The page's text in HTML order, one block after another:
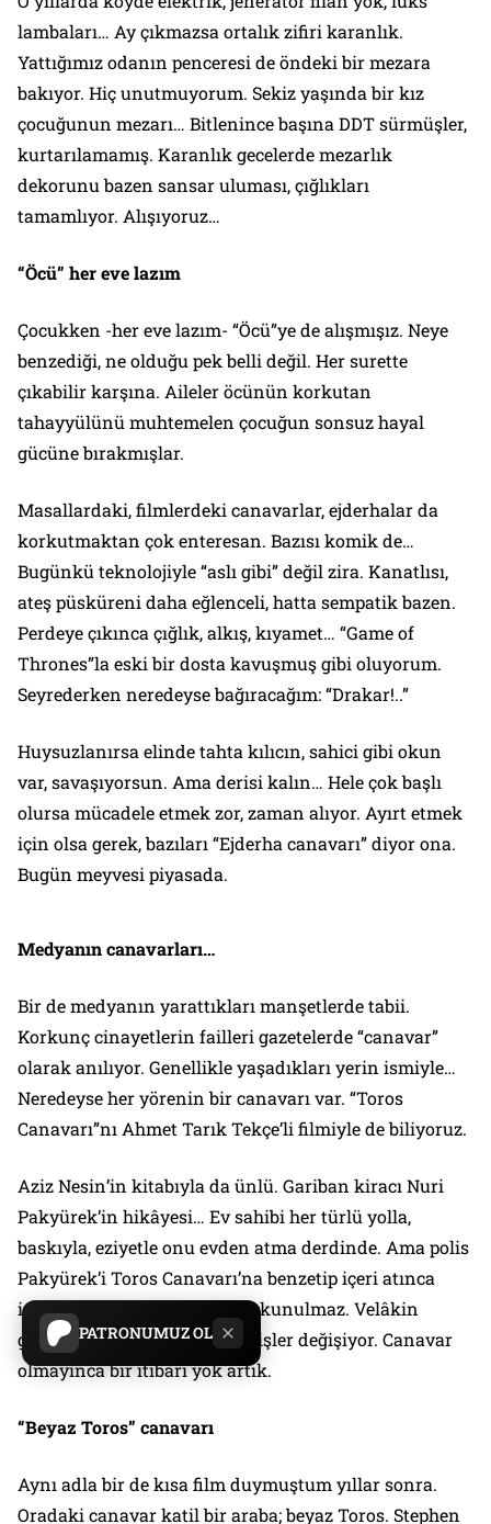
PATRONUMUZ OL
lambaları… Ay çıkmazsa ortalık zifiri karanlık.
Yattığımız odanın penceresi de öndeki bir mezara
bakıyor. Hiç unutmuyorum. Sekiz yaşında bir kız
çocuğunun mezarı… Bitlenince başına DDT sürmüşler,
kurtarılamamış. Karanlık gecelerde mezarlık
dekorunu bazen sansar uluması, çığlıkları
tamamlıyor. Alışıyoruz…
“Öcü” her eve lazım
Çocukken -her eve lazım- “Öcü”ye de alışmışız. Neye
benzediği, ne olduğu pek belli değil. Her surette
çıkabilir karşına. Aileler öcünün korkutan
tahayyülünü muhtemelen çocuğun sonsuz hayal
gücüne bırakmışlar.
Masallardaki, filmlerdeki canavarlar, ejderhalar da
korkutmaktan çok enteresan. Bazısı komik de…
Bugünkü teknolojiyle “aslı gibi” değil zira. Kanatlısı,
ateş püsküreni daha eğlenceli, hatta sempatik bazen.
Perdeye çıkınca çığlık, alkış, kıyamet… “Game of
Thrones”la eski bir dosta kavuşmuş gibi oluyorum.
Seyrederken neredeyse bağıracağım: “Drakar!..”
Huysuzlanırsa elinde tahta kılıcın, sahici gibi okun
var, savaşıyorsun. Ama derisi kalın… Heleçok başlı
olursa mücadele etmek zor, zaman alıyor. Ayırt etmek
için olsa gerek, bazıları “Ejderha canavarı”diyor ona.
Bugün meyvesi piyasada.
Medyanın canavarları…
Bir de medyanın yarattıkları manşetlerde tabii.
Korkunç cinayetlerin failleri gazetelerde “canavar”
olarak anılıyor. Genellikle yaşadıkları yerin ismiyle…
Neredeyse her yörenin bir canavarı var. “Toros
Canavarı”nı Ahmet Tarık Tekçe’li filmiyle de biliyoruz.
Aziz Nesin’in kitabıyla da ünlü. Gariban kiracı Nuri
Pakyürek’in hikâyesi… Ev sahibi her türlü yolla,
baskıyla, eziyetle onu evden atma derdinde. Ama polis
Pakyürek’i Toros Canavarı’na benzetip içeri atınca
işler değişiyor. Ailesi artık dokunulmaz. Velâkin
gerçek canavar yakalanınca işler değişiyor. Canavar
olmayıncabir itibarı yok artık.
“Beyaz Toros” canavarı
Aynı adla bir de kısa film duymuştum yıllar sonra.
Oradaki canavar katilbir araba;beyaz Toros. Stephen